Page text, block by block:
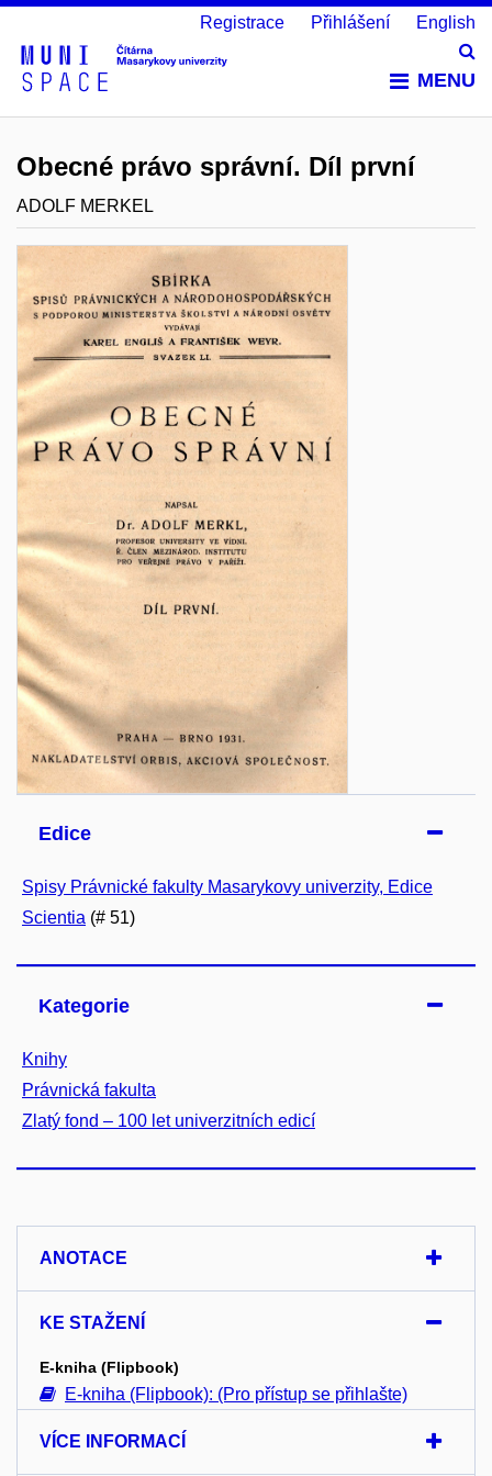
MENU
Registrace Přihlášení English
Obecné právo správní. Díl první
ADOLF MERKEL
Edice
Spisy Právnické fakulty Masarykovy univerzity, Edice
Scientia (# 51)
Kategorie
Knihy
Právnická fakulta
Zlatý fond – 100 let univerzitních edicí
ANOTACE
KE STAŽENÍ
E-kniha (Flipbook)
E-kniha (Flipbook): (Pro přístup se přihlašte)
VÍCE INFORMACÍ